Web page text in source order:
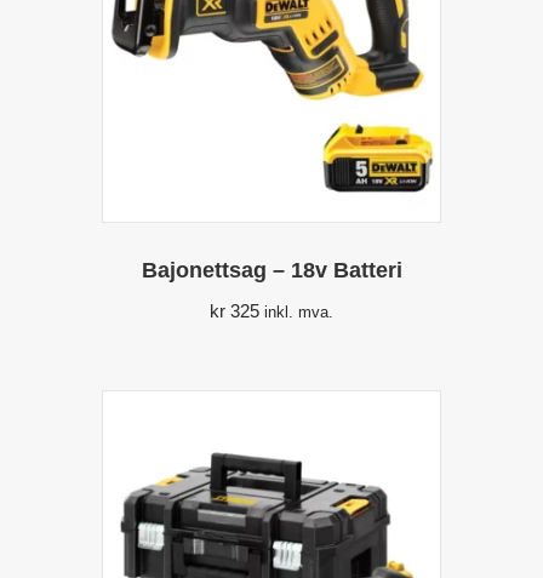
Bajonettsag – 18v Batteri
kr 325 inkl. mva.